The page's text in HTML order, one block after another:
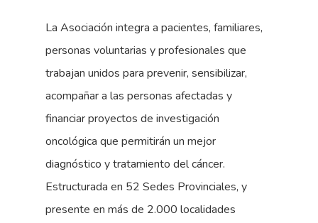
La Asociación integra a pacientes, familiares,
personas voluntarias y profesionales que
trabajan unidos para prevenir, sensibilizar,
acompañar a las personas afectadas y
financiar proyectos de investigación
oncológica que permitirán un mejor
diagnóstico y tratamiento del cáncer.
Estructurada en 52 Sedes Provinciales, y
presente en más de 2.000 localidades